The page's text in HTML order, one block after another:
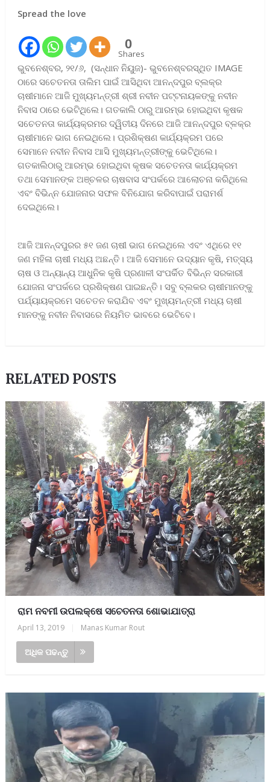
Spread the love
0
Shares
ଭୁବନେଶ୍ବର, ୨୧/୬, (ସନ୍ଧାନ ନିୟୁଜ)- ଭୁବନେଶ୍ବରସ୍ଥିତ IMAGE
ଠାରେ ସଚେତନତା ତାଲିମ ପାଇଁ ଆସିଥିବା ଆନନ୍ଦପୁର ବ୍ଲକ୍‌ର
ଚାଷୀମାନେ ଆଜି ମୁଖ୍ୟମନ୍ତ୍ରୀ ଶ୍ରୀ ନବୀନ ପଟ୍ଟନାୟକଙ୍କୁ ନବୀନ
ନିବାସ ଠାରେ ଭେଟିଥିଲେ। ଗତକାଲି ଠାରୁ ଆରମ୍ଭ ହୋଇଥିବା କୃଷକ
ସଚେତନତା କାର୍ଯ୍ୟକ୍ରମର ଦ୍ୱିତୀୟ ଦିନରେ ଆଜି ଆନନ୍ଦପୁର ବ୍ଳକ୍‌ର
ଚାଷୀମାନେ ଭାଗ ନେଇଥିଲେ। ପ୍ରଶିକ୍ଷଣ କାର୍ଯ୍ୟକ୍ରମ ପରେ
ସେମାନେ ନବୀନ ନିବାସ ଆସି ମୁଖ୍ୟମନ୍ତ୍ରୀଙ୍କୁ ଭେଟିଥିଲେ।
ଗତକାଲିଠାରୁ ଆରମ୍ଭ ହୋଇଥିବା କୃଷକ ସଚେତନତା କାର୍ଯ୍ୟକ୍ରମ
ତଥା ସେମାନଙ୍କ ଅଞ୍ଚଳର ଚାଷବାସ ସଂପର୍କରେ ଆଲୋଚନା କରିଥିଲେ
ଏବଂ ବିଭିନ୍ନ ଯୋଜନାର ସଫଳ ବିନିଯୋଗ କରିବାପାଇଁ ପରାମର୍ଶ
ଦେଇଥିଲେ।
ଆଜି ଆନନ୍ଦପୁରର ୫୧ ଜଣ ଚାଷୀ ଭାଗ ନେଇଥିଲେ ଏବଂ ଏଥିରେ ୧୧
ଜଣ ମହିଳା ଚାଷୀ ମଧ୍ୟ ଅଛନ୍ତି। ଆଜି ସେମାନେ ଉଦ୍ୟାନ କୃଷି, ମତ୍ସ୍ୟ
ଚାଷ ଓ ଅନ୍ୟାନ୍ୟ ଆଧୁନିକ କୃଷି ପ୍ରଣାଳୀ ସଂପର୍କିତ ବିଭିନ୍ନ ସରକାରୀ
ଯୋଜନା ସଂପର୍କରେ ପ୍ରଶିକ୍ଷଣ ପାଇଛନ୍ତି। ସବୁ ବ୍ଲକର ଚାଷୀମାନଙ୍କୁ
ପର୍ଯ୍ୟାୟକ୍ରମେ ସଚେତନ କରାଯିବ ଏବଂ ମୁଖ୍ୟମନ୍ତ୍ରୀ ମଧ୍ୟ ଚାଷୀ
ମାନଙ୍କୁ ନବୀନ ନିବାସରେ ନିୟମିତ ଭାବରେ ଭେଟିବେ।
RELATED POSTS
ରାମ ନବମୀ ଉପଲକ୍ଷେ ସଚେତନତା ଶୋଭାଯାତ୍ରା
April 13, 2019 Manas Kumar Rout
ଅଧିକ ପଢନ୍ତୁ